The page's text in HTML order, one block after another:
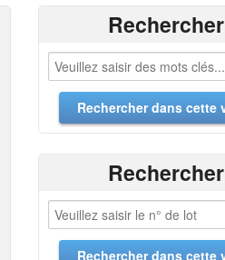
Rechercher
Rechercher